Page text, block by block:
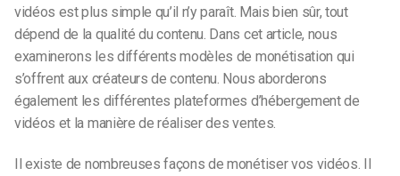
vidéos est plus simple qu’il n’y paraît. Mais bien sûr, tout
dépend de la qualité du contenu. Dans cet article, nous
examinerons les différents modèles de monétisation qui
s’offrent aux créateurs de contenu. Nous aborderons
également les différentes plateformes d’hébergement de
vidéos et la manière de réaliser des ventes.
Il existe de nombreuses façons de monétiser vos vidéos. Il